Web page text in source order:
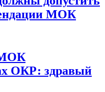
МОК
МОК
ОКР: здравый